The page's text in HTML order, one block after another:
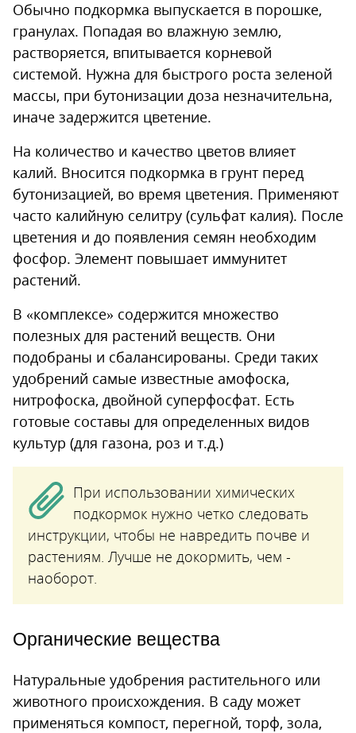
Обычно подкормка выпускается в порошке,
гранулах. Попадая во влажную землю,
растворяется, впитывается корневой
системой. Нужна для быстрого роста зеленой
массы, при бутонизации доза незначительна,
иначе задержится цветение.
На количество и качество цветов влияет
калий. Вносится подкормка в грунт перед
бутонизацией, во время цветения. Применяют
часто калийную селитру (сульфат калия). После
цветения и до появления семян необходим
фосфор. Элемент повышает иммунитет
растений.
В «комплексе» содержится множество
полезных для растений веществ. Они
подобраны и сбалансированы. Среди таких
удобрений самые известные амофоска,
нитрофоска, двойной суперфосфат. Есть
готовые составы для определенных видов
культур (для газона, роз и т.д.)
При использовании химических
подкормок нужно четко следовать
инструкции, чтобы не навредить почве и
растениям. Лучше не докормить, чем -
наоборот.
Органические вещества
Натуральные удобрения растительного или
животного происхождения. В саду может
применяться компост, перегной, торф, зола,